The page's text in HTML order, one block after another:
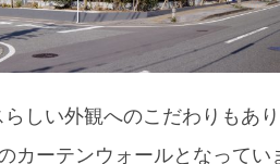
しい外観へのこだわりもあ
カーテンウォールとなってい